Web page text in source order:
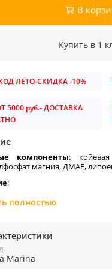
В
Купить в 1
ЛЕТО-СКИДКА -10%
5000 руб.- ДОСТАВКА
компоненты: койевая
магния, ДМАЕ,
:
меланогенеза;
кожи и
шеи и декольте,
легкий массаж до полного
полностью
Marina